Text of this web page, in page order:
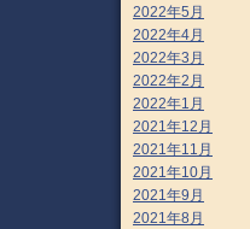
2022年5月
2022年4月
2022年3月
2022年2月
2022年1月
2021年12月
2021年11月
2021年10月
2021年9月
2021年8月